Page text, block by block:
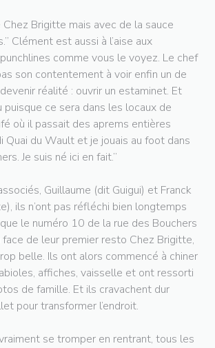
Chez Brigitte mais avec de la sauce
Clément est aussi à l’aise aux
comme vous le voyez. Le chef
son contentement à voir enfin un de
réalité : ouvrir un estaminet. Et
puisque ce sera dans les locaux de
où il passait des aprems entières
Quai du Wault et je jouais au foot dans
Je suis né ici en fait.”
Guillaume (dit Guigui) et Franck
ils n’ont pas réfléchi bien longtemps
le numéro 10 de la rue des Bouchers
face de leur premier resto Chez Brigitte,
belle. Ils ont alors commencé à chiner
affiches, vaisselle et ont ressorti
de famille. Et ils cravachent dur
pour transformer l’endroit.
se tromper en rentrant, tous les